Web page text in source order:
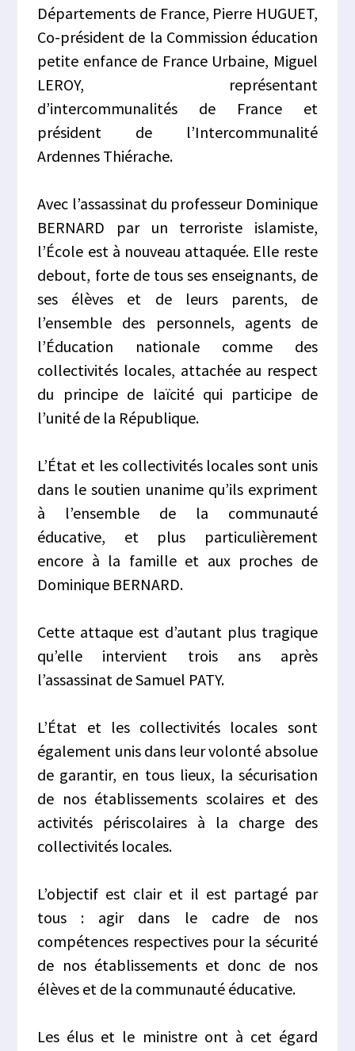
Départements de France, Pierre HUGUET,
Co-président de la Commission éducation
petite enfance de France Urbaine, Miguel
LEROY, représentant
d’intercommunalités de France et
président de l’Intercommunalité
Ardennes Thiérache.
Avec l’assassinat du professeur Dominique
BERNARD par un terroriste islamiste,
l’École est à nouveau attaquée. Elle reste
debout, forte de tous ses enseignants, de
ses élèves et de leurs parents, de
l’ensemble des personnels, agents de
l’Éducation nationale comme des
collectivités locales, attachée au respect
du principe de laïcité qui participe de
l’unité de la République.
L’État et les collectivités locales sont unis
dans le soutien unanime qu’ils expriment
à l’ensemble de la communauté
éducative, et plus particulièrement
encore à la famille et aux proches de
Dominique BERNARD.
Cette attaque est d’autant plus tragique
qu’elle intervient trois ans après
l’assassinat de Samuel PATY.
L’État et les collectivités locales sont
également unis dans leur volonté absolue
de garantir, en tous lieux, la sécurisation
de nos établissements scolaires et des
activités périscolaires à la charge des
collectivités locales.
L’objectif est clair et il est partagé par
tous : agir dans le cadre de nos
compétences respectives pour la sécurité
de nos établissements et donc de nos
élèves et de la communauté éducative.
Les élus et le ministre ont à cet égard